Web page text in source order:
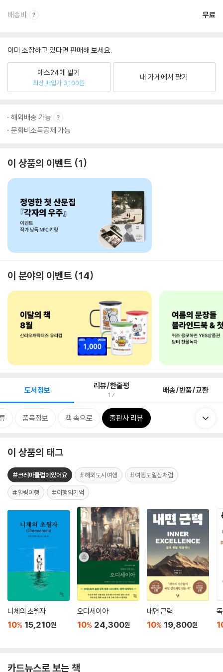
배송비 무료
이미 소장하고 있다면 판매해 보세요.
예스24에 팔기
최상 매입가 3,100원
내 가게에서 팔기
해외배송 가능
문화비소득공제 가능
이 상품의 이벤트 1
이 분야의 이벤트 14
도서정보 리뷰/한줄평
17 배송/반품/교환
품목정보 책 속으로 출판사 리뷰
이 상품의 태그
#크레마클럽에있어요 #해외도시여행 #여행도일상처럼
#힐링여행 #여행의기억
니체의 초월자
10% 15,210원
오디세이아
10% 24,300원
내면 근력
10% 19,800원
카드뉴스로 보는 책